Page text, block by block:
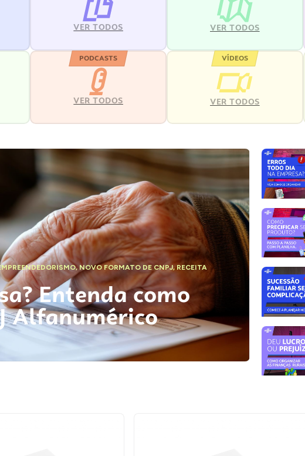
VER TODOS VER TODOS
PODCASTS
VER TODOS
VÍDEOS
VER TODOS
,NOVO FORMATO DE CNPJ,RECEITA
Entenda como
Alfanumérico